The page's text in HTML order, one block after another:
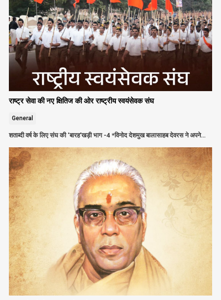
राष्ट्र सेवा की नए क्षितिज की ओर राष्ट्रीय स्वयंसेवक संघ
General
शताब्दी वर्ष के लिए संघ की ‘बारह’खड़ी भाग -4 *विनोद देशमुख बालासाहब देवरस ने अपने…